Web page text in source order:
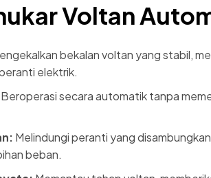
Voltan
bekalan voltan yang stabil,
elektrik.
Beroperasi secara automatik tanpa
Melindungi peranti yang
beban.